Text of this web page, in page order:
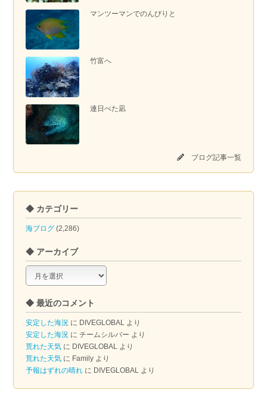
マンツーマンでのんびりと
竹富へ
連日べた凪
ブログ記事一覧
◆ カテゴリー
海ブログ (2,286)
◆ アーカイブ
ア
カ
イ
ブ
◆ 最近のコメント
安定した海況 に DIVEGLOBAL より
安定した海況 にチームシルバー より
荒れた天気 に DIVEGLOBAL より
荒れた天気 に Family より
予報はずれの晴れ に DIVEGLOBAL より